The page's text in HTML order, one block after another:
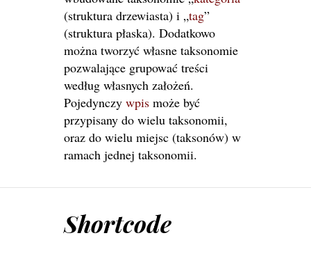
(struktura drzewiasta) i „tag”
(struktura płaska). Dodatkowo
można tworzyć własne taksonomie
pozwalające grupować treści
według własnych założeń.
Pojedynczy wpis może być
przypisany do wielu taksonomii,
oraz do wielu miejsc (taksonów) w
ramach jednej taksonomii.
Shortcode